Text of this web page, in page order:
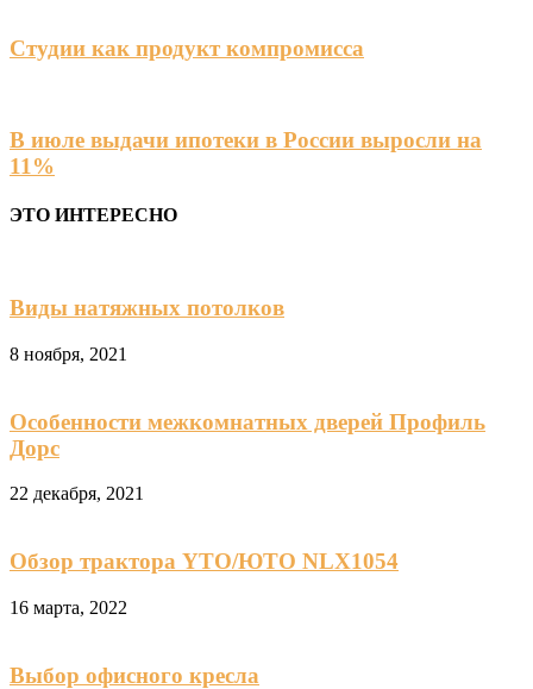
Студии как продукт компромисса
В июле выдачи ипотеки в России выросли на
11%
ЭТО ИНТЕРЕСНО
Виды натяжных потолков
8 ноября, 2021
Особенности межкомнатных дверей Профиль
Дорс
22 декабря, 2021
Обзор трактора YTO/ЮТО NLX1054
16 марта, 2022
Выбор офисного кресла